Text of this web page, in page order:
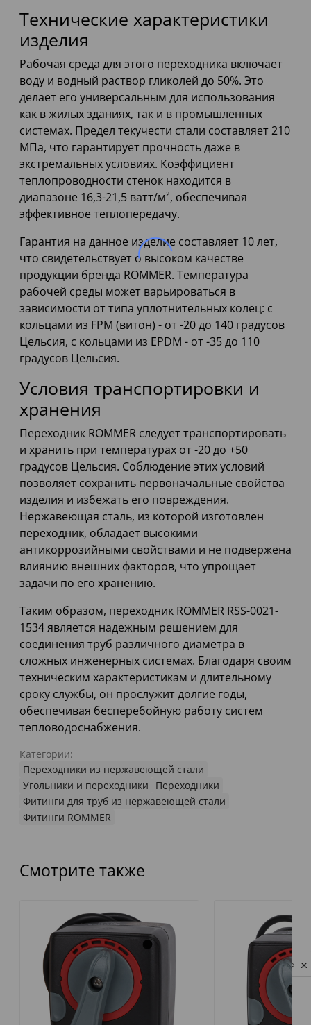
Технические характеристики
изделия
Рабочая среда для этого переходника включает
воду и водный раствор гликолей до 50%. Это
делает его универсальным для использования
как в жилых зданиях, так и в промышленных
системах. Предел текучести стали составляет 210
МПа, что гарантирует прочность даже в
экстремальных условиях. Коэффициент
теплопроводности стенок находится в
диапазоне 16,3-21,5 ватт/м², обеспечивая
эффективное теплопередачу.
Гарантия на данное изделие составляет 10 лет,
что свидетельствует о высоком качестве
продукции бренда ROMMER. Температура
рабочей среды может варьироваться в
зависимости от типа уплотнительных колец: с
кольцами из FPM (витон) - от -20 до 140 градусов
Цельсия, с кольцами из EPDM - от -35 до 110
градусов Цельсия.
Условия транспортировки и
хранения
Переходник ROMMER следует транспортировать
и хранить при температурах от -20 до +50
градусов Цельсия. Соблюдение этих условий
позволяет сохранить первоначальные свойства
изделия и избежать его повреждения.
Нержавеющая сталь, из которой изготовлен
переходник, обладает высокими
антикоррозийными свойствами и не подвержена
влиянию внешних факторов, что упрощает
задачи по его хранению.
Таким образом, переходник ROMMER RSS-0021-
1534 является надежным решением для
соединения труб различного диаметра в
сложных инженерных системах. Благодаря своим
техническим характеристикам и длительному
сроку службы, он прослужит долгие годы,
обеспечивая бесперебойную работу систем
тепловодоснабжения.
Категории:
Переходники из нержавеющей стали
Угольники и переходники
Переходники
Фитинги для труб из нержавеющей стали
Фитинги ROMMER
Смотрите также
Privacy notice